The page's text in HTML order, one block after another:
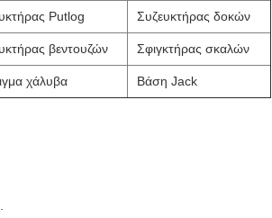
Putlog Συζευκτήρας δοκών
βεντουζών Σφιγκτήρας σκαλών
χάλυβα Βάση Jack